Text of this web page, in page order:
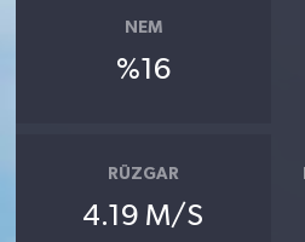
NEM
%16
RÜZGAR
4.19 M/S
Kültür - Sanat
Politika